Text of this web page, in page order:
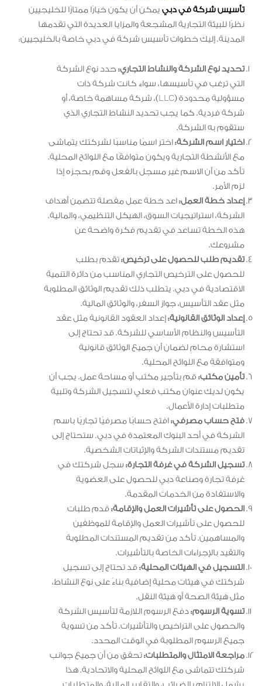
تأسيس شركة في دبي يمكن أن يكون خيارًا ممتازًا للخليجيين
نظرًا للبيئة التجارية المشجعة والمزايا العديدة التي تقدمها
المدينة. إليك خطوات تأسيس شركة في دبي خاصة بالخليجيين:
تحديد نوع الشركة والنشاط التجاري:حدد نوع الشركة
التي ترغب في تأسيسها، سواء كانت شركة ذات
مسؤولية محدودة (LLC)، شركة مساهمة خاصة، أو
شركة فردية. كما يجب تحديد النشاط التجاري الذي
ستقوم به الشركة.
اختيار اسم الشركة: اختر اسمًا مناسبًا لشركتك يتماشى
مع الأنشطة التجارية ويكون متوافقًا مع اللوائح المحلية.
تأكد من أن الاسم غير مسجل بالفعل وقم بحجزه إذا
لزم الأمر.
إعداد خطة العمل: اعد خطة عمل مفصلة تتضمن أهداف
الشركة، استراتيجيات السوق، الهيكل التنظيمي، والمالية.
هذه الخطة تساعد في تقديم فكرة واضحة عن
مشروعك.
تقديم طلب للحصول على ترخيص:تقدم بطلب
للحصول على الترخيص التجاري المناسب من دائرة التنمية
الاقتصادية في دبي. يتطلب ذلك تقديم الوثائق المطلوبة
مثل عقد التأسيس، جواز السفر، والوثائق المالية.
إعداد الوثائق القانونية:إعداد العقود القانونية مثل عقد
التأسيس والنظام الأساسي للشركة. قد تحتاج إلى
استشارة محامٍ لضمان أن جميع الوثائق قانونية
ومتوافقة مع اللوائح المحلية.
تأمين مكتب:قم بتأجير مكتب أو مساحة عمل. يجب أن
يكون لديك عنوان مكتب فعلي لتسجيل الشركة وتلبية
متطلبات إدارة الأعمال.
فتح حساب مصرفي: افتح حسابًا مصرفيًا تجاريًا باسم
الشركة في أحد البنوك المعتمدة في دبي. ستحتاج إلى
تقديم مستندات الشركة والإثباتات الشخصية.
تسجيل الشركة في غرفة التجارة: سجل شركتك في
غرفة تجارة وصناعة دبي للحصول على العضوية
والاستفادة من الخدمات المقدمة.
الحصول على تأشيرات العمل والإقامة:قدم طلبات
للحصول على تأشيرات العمل والإقامة للموظفين
والمساهمين. تأكد من تقديم المستندات المطلوبة
والتقيد بالإجراءات الخاصة بالتأشيرات.
التسجيل في الهيئات المحلية:قد تحتاج إلى تسجيل
شركتك في هيئات محلية إضافية بناءً على نوع النشاط،
مثل هيئة الصحة أو هيئة النقل.
تسوية الرسوم:دفع الرسوم اللازمة لتأسيس الشركة
والحصول على التراخيص والتأشيرات. تأكد من تسوية
جميع الرسوم المطلوبة في الوقت المحدد.
مراجعة الامتثال والمتطلبات:تحقق من أن جميع جوانب
شركتك تتماشى مع اللوائح المحلية والاتحادية. هذا